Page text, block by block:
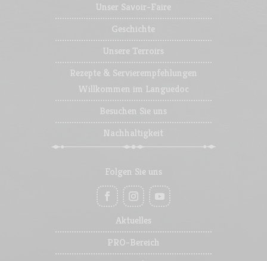
Unser Savoir-Faire
Geschichte
Unsere Terroirs
Rezepte & Servierempfehlungen
Willkommen im Languedoc
Besuchen Sie uns
Nachhaltigkeit
Folgen Sie uns
Aktuelles
PRO-Bereich